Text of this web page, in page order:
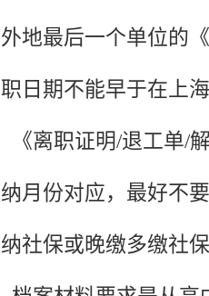
地最后一个单位的
日期不能早于在上
《离职证明/退工单/
月份对应，最好不
社保或晚缴多缴社